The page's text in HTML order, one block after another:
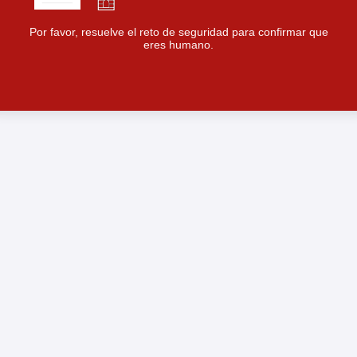
Por favor, resuelve el reto de seguridad para confirmar que
eres humano.